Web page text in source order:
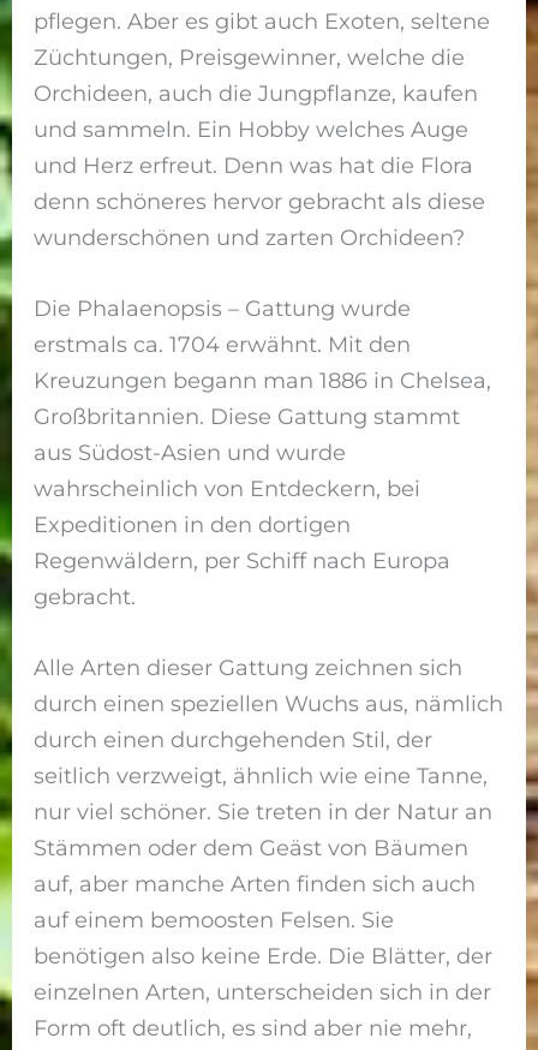
pflegen. Aber es gibt auch Exoten, seltene
Züchtungen, Preisgewinner, welche die
Orchideen, auch die Jungpflanze, kaufen
und sammeln. Ein Hobby welches Auge
und Herz erfreut. Denn was hat die Flora
denn schöneres hervor gebracht als diese
wunderschönen und zarten Orchideen?
Die Phalaenopsis – Gattung wurde
erstmals ca. 1704 erwähnt. Mit den
Kreuzungen begann man 1886 in Chelsea,
Großbritannien. Diese Gattung stammt
aus Südost-Asien und wurde
wahrscheinlich von Entdeckern, bei
Expeditionen in den dortigen
Regenwäldern, per Schiff nach Europa
gebracht.
Alle Arten dieser Gattung zeichnen sich
durch einen speziellen Wuchs aus, nämlich
durch einen durchgehenden Stil, der
seitlich verzweigt, ähnlich wie eine Tanne,
nur viel schöner. Sie treten in der Natur an
Stämmen oder dem Geäst von Bäumen
auf, aber manche Arten finden sich auch
auf einem bemoosten Felsen. Sie
benötigen also keine Erde. Die Blätter, der
einzelnen Arten, unterscheiden sich in der
Form oft deutlich, es sind aber nie mehr,